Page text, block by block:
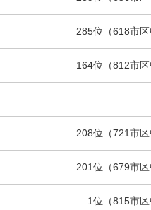
285位（618市区
164位（812市区
208位（721市区
201位（679市区
1位（815市区